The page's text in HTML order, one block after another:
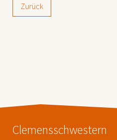
Zurück
Clemensschwestern